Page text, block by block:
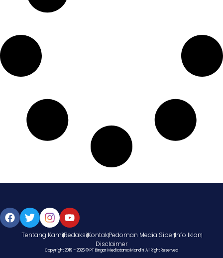
Tentang KamiRedaksiKontakPedoman Media SiberInfo Iklan
Disclaimer
Copyright 2019 – 2026 © PT Bingar Mediatama Mandiri All Right Reserved